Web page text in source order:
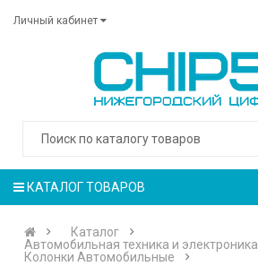
Личный кабинет
КАТАЛОГ ТОВАРОВ
Каталог
Автомобильная техника и электроника
Колонки Автомобильные